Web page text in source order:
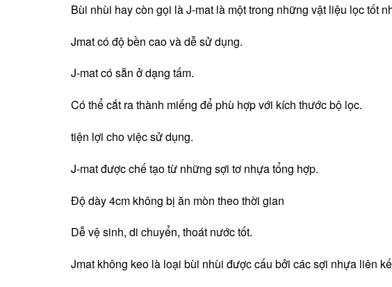
Bùi nhùi hay còn gọi là J-mat là một trong những vật liệu lọc tốt
Jmat có độ bền cao và dễ sử dụng.
J-mat có sẵn ở dạng tấm.
Có thể cắt ra thành miếng để phù hợp với kích thước bộ lọc.
tiện lợi cho việc sử dụng.
J-mat được chế tạo từ những sợi tơ nhựa tổng hợp.
Độ dày 4cm không bị ăn mòn theo thời gian
Dễ vệ sinh, di chuyển, thoát nước tốt.
Jmat không keo là loại bùi nhùi được cấu bởi các sợi nhựa liên